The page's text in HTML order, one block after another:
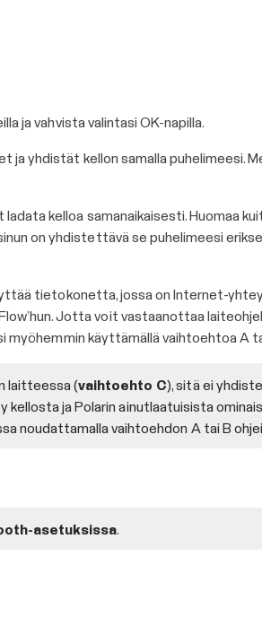
ja vahvista valintasi OK-napilla.
ja yhdistät kellon samalla puhelimeesi.
kelloa samanaikaisesti. Huomaa
on yhdistettävä se puhelimeesi
tietokonetta, jossa on Internet-
Jotta voit vastaanottaa
käyttämällä vaihtoehtoa A
laitteessa (vaihtoehto C), sitä ei
kellosta ja Polarin ainutlaatuisista
noudattamalla vaihtoehdon A tai B
asetuksissa.